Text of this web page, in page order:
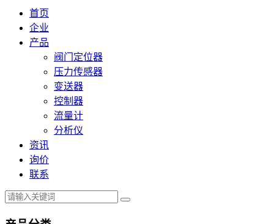
首页
企业
产品
阀门定位器
压力传感器
变送器
控制器
流量计
分析仪
资讯
询价
联系